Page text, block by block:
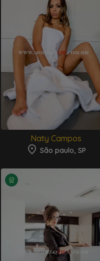
Naty Campos
São paulo, SP